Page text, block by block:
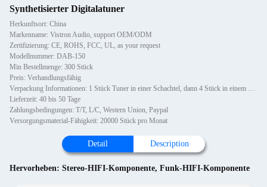
Synthetisierter Digitalatuner
Herkunftsort: China
Markenname: Vistron Audio, support OEM/ODM
Zertifizierung: CE, ROHS, FCC, UL, as your request
Modellnummer: DAB-150
Min Bestellmenge: 300 Stück
Preis: Verhandlungsfähig
Verpackung Informationen: 1 Stück Tuner in einer Schachtel, dann 4 Stück in einem Karton.
Lieferzeit: 40 bis 50 Tage
Zahlungsbedingungen: T/T, L/C, Western Union, Paypal
Versorgungsmaterial-Fähigkeit: 20000 Stück pro Monat
Detail Description
Hervorheben: Stereo-HIFI-Komponente, Funk-HIFI-Komponente